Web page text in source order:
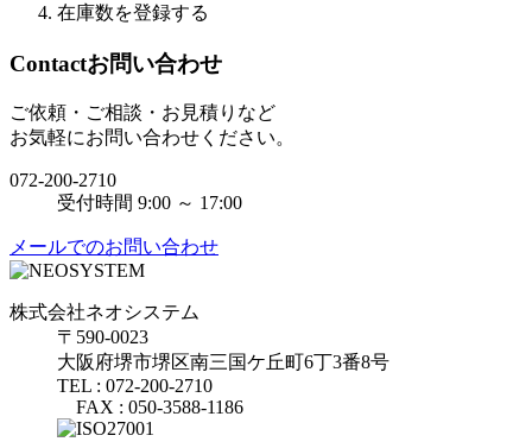
在庫数を登録する
Contactお問い合わせ
ご依頼・ご相談・お見積りなど
お気軽にお問い合わせください。
072-200-2710
受付時間 9:00 ～ 17:00
メールでのお問い合わせ
株式会社ネオシステム
〒590-0023
大阪府堺市堺区南三国ケ丘町6丁3番8号
TEL : 072-200-2710
FAX : 050-3588-1186